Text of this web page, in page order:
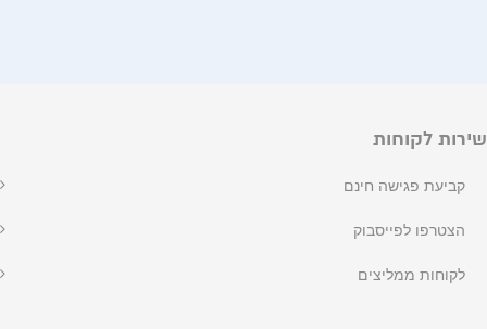
שירות לקוחות
קביעת פגישה חינם
הצטרפו לפייסבוק
לקוחות ממליצים